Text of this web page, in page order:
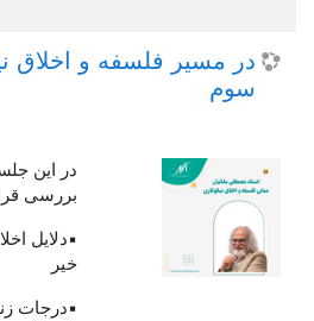
در مسیر فلسفه و اخلاق
سوم
در این
بررسی
▪️دلایل
خیر
▪️درجات